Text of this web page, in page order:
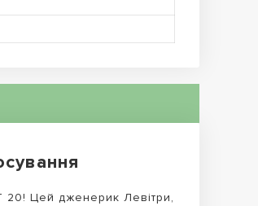
20! Цей дженерик Левітри,